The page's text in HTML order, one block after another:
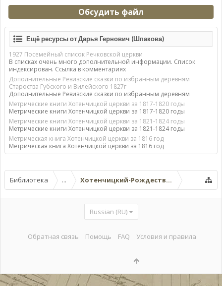
Обсудить файл
Ещё ресурсы от Дарья Гернович (Шпакова)
1927 Посемейный список Речковской церкви
В списках очень много дополнительной информации. Список
индексирован. Ссылка в комментариях
Дополнительные Ревизские сказки по избранным деревням
Староства Губского и Вилейского 1827г
Дополнительные Ревизские сказки по избранным деревням
Метрические книги Хотенчицкой церкви за 1817-1820 годы
Метрические книги Хотенчицкой церкви за 1817-1820 годы
Метрические книги Хотенчицкой церкви за 1821-1824 годы
Метрические книги Хотенчицкой церкви за 1821-1824 годы
Метрическая книга Хотенчицкой церкви за 1816 год
Метрическая книга Хотенчицкой церкви за 1816 год
Библиотека ... Хотенчицкий-Рождество-
Russian (RU)
Обратная связь Помощь FAQ Условия и правила